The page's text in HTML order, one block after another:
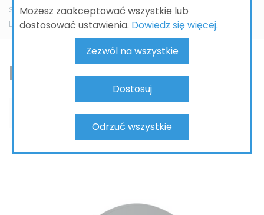
Możesz zaakceptować wszystkie lub
dostosować ustawienia. Dowiedz się więcej.
Zezwól na wszystkie
Dostosuj
Odrzuć wszystkie
Strona główna ŁAZIENKI BATERIE ŁAZIENKOWE
Lineare
Bateria prysznicowa
Bateria prysznicowa